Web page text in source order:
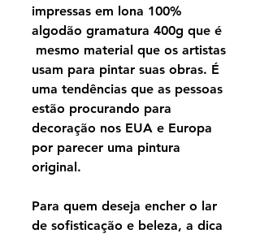
impressas em lona 100%
algodão gramatura 400g que é
mesmo material que os artistas
usam para pintar suas obras. É
uma tendências que as pessoas
estão procurando para
decoração nos EUA e Europa
por parecer uma pintura
original.
Para quem deseja encher o lar
de sofisticação e beleza, a dica